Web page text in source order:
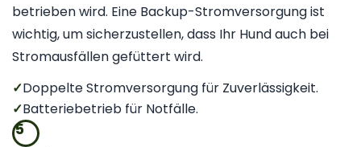
betrieben wird. Eine Backup-Stromversorgung ist
wichtig, um sicherzustellen, dass Ihr Hund auch bei
Stromausfällen gefüttert wird.
✓Doppelte Stromversorgung für Zuverlässigkeit.
✓Batteriebetrieb für Notfälle.
5